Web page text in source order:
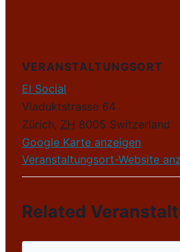
VERANSTALTUNGSORT
El Social
Viaduktstrasse 64
Zürich, ZH 8005 Switzerland
Google Karte anzeigen
Veranstaltungsort-Website
Related